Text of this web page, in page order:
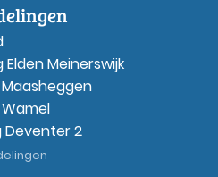
Meinerswijk
Deventer 2